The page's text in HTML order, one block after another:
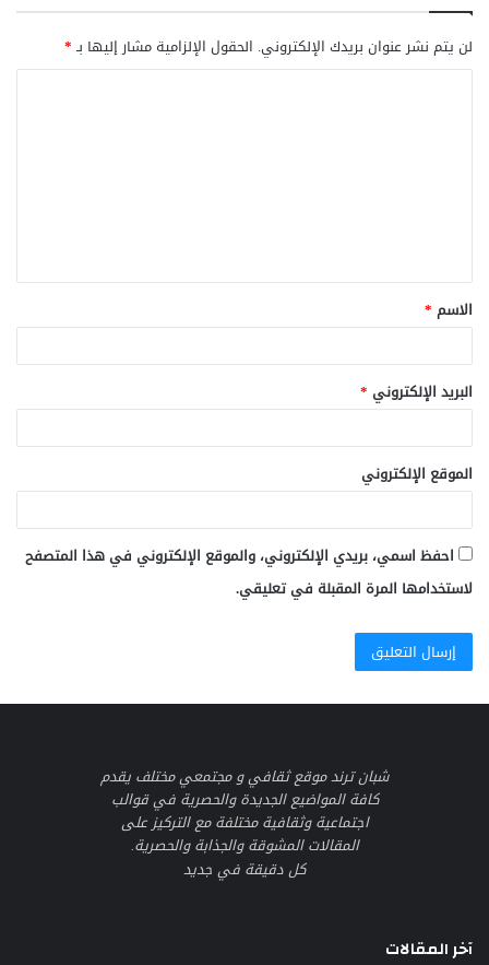
لن يتم نشر عنوان بريدك الإلكتروني. الحقول الإلزامية مشار إليها بـ*
ق
*
الاسم *
البريد الإلكتروني *
الموقع الإلكتروني
احفظ اسمي، بريدي الإلكتروني، والموقع الإلكتروني في هذا المتصفح
لاستخدامها المرة المقبلة في تعليقي.
شبان ترند موقع ثقافي و مجتمعي مختلف يقدم
كافة المواضيع الجديدة والحصرية في قوالب
اجتماعية وثقافية مختلفة مع التركيز على
المقالات المشوقة والجذابة والحصرية.
كل دقيقة في جديد
آخر المقالات